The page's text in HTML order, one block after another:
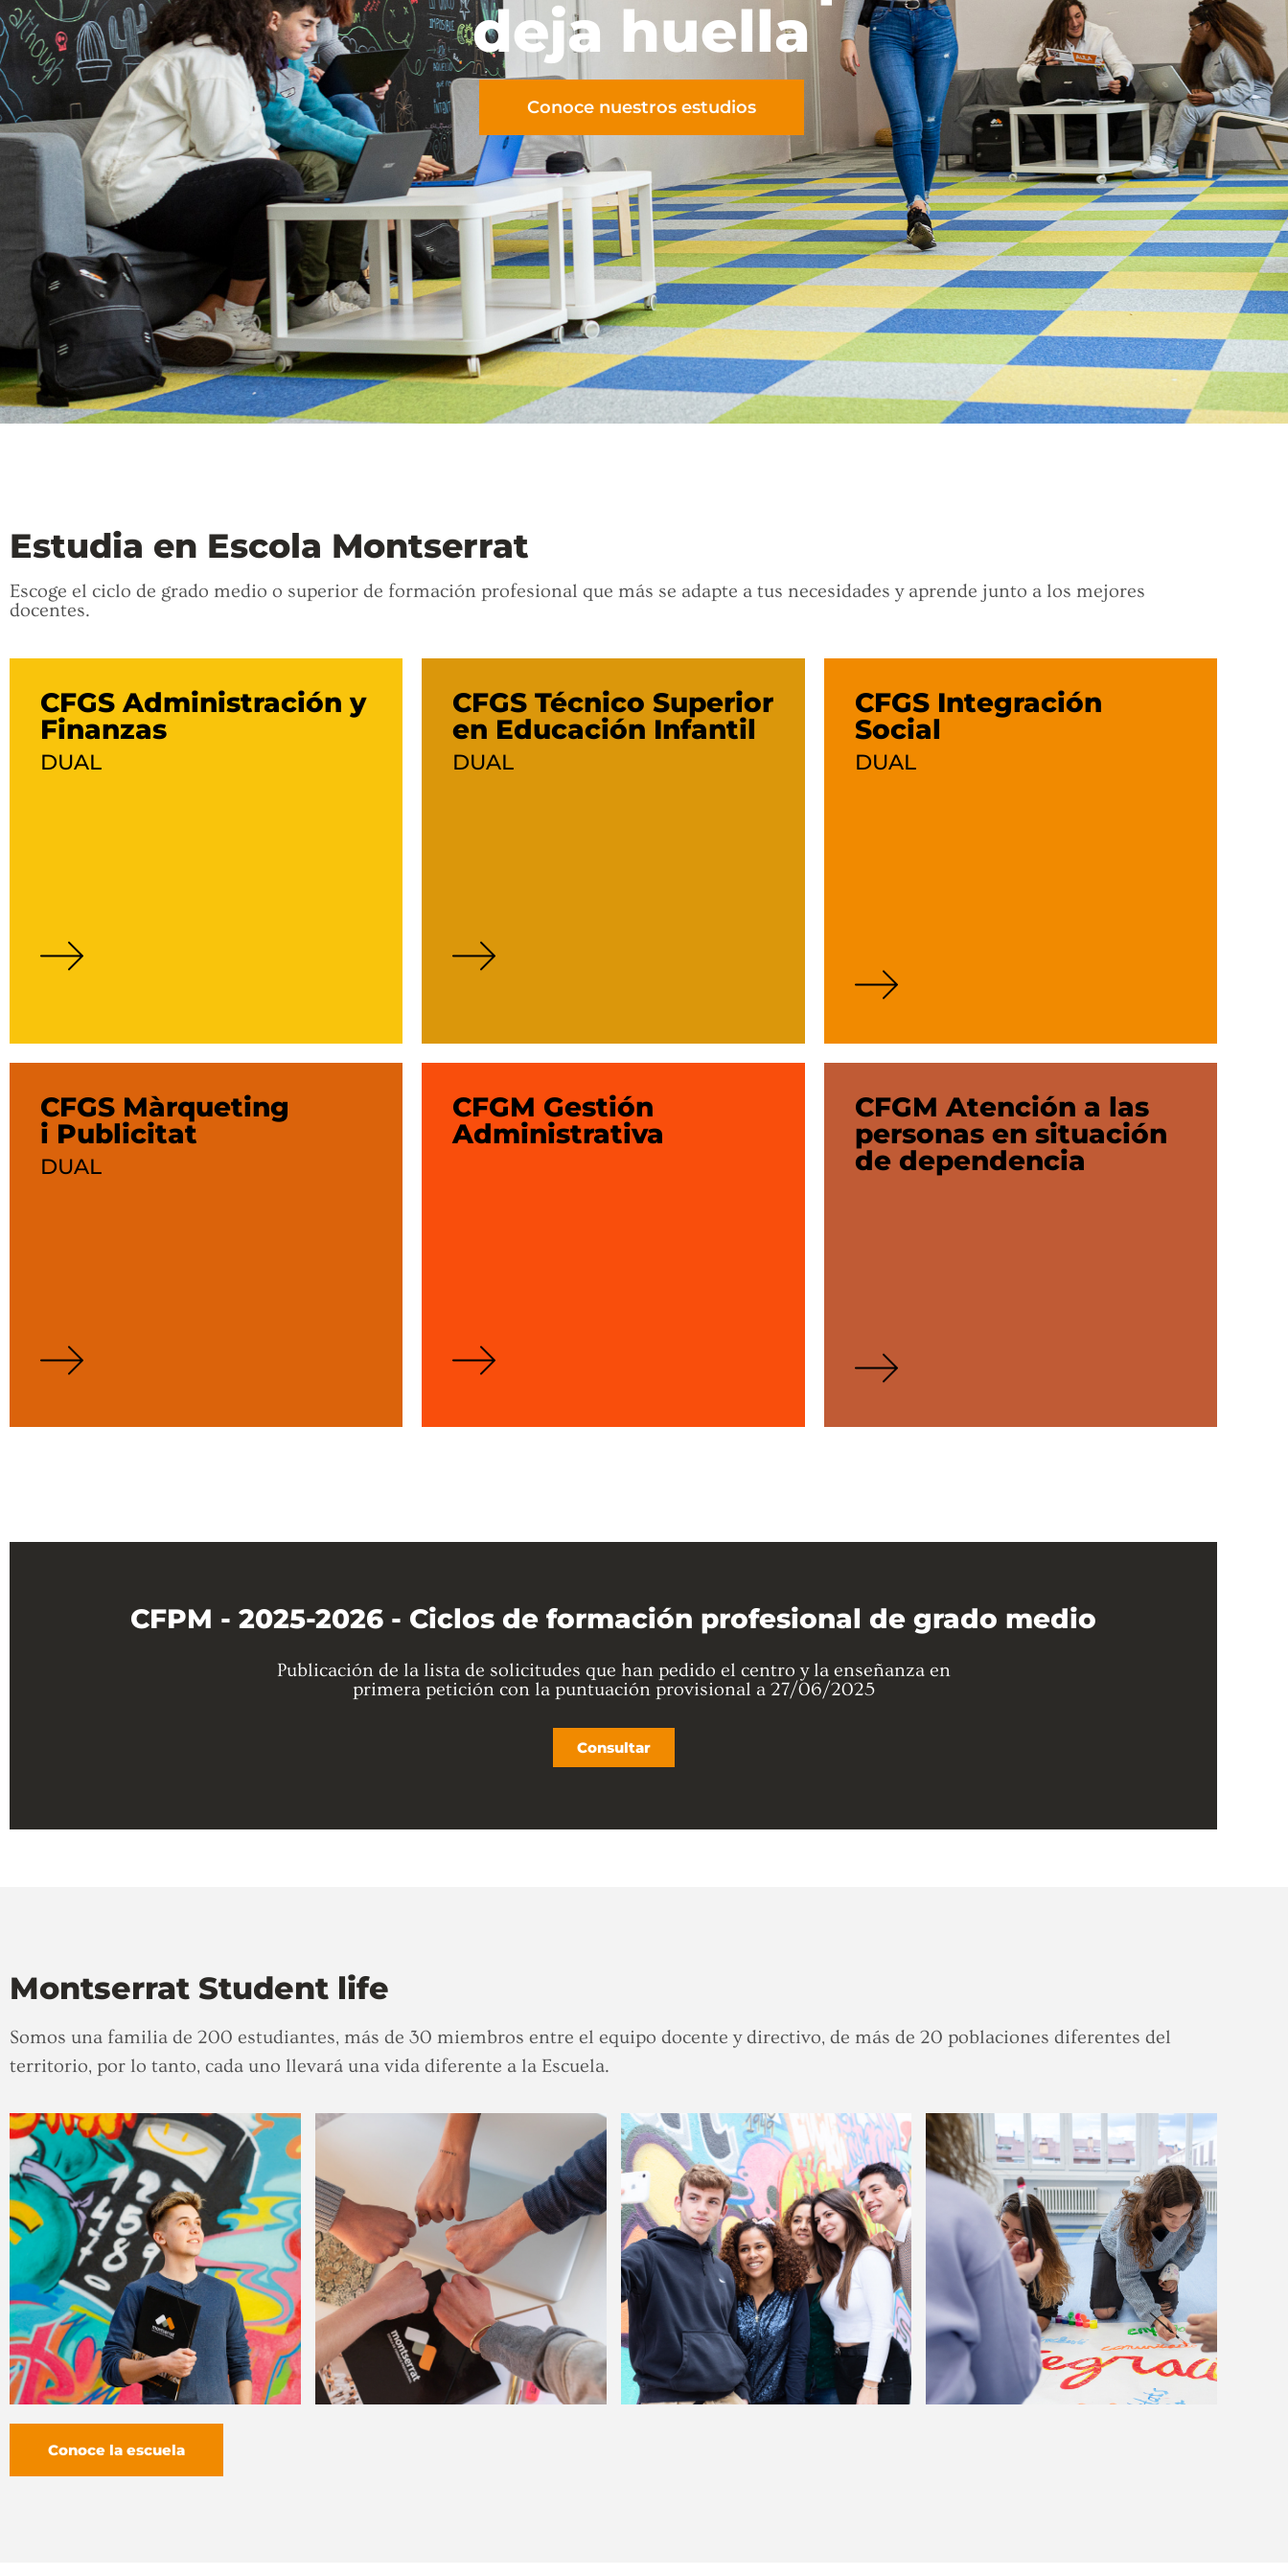
deja huella
Conoce nuestros estudios
Estudia en Escola Montserrat
Escoge el ciclo de grado medio o superior de formación profesional que más se adapte a tus necesidades y aprende junto a los mejores
docentes.
CFGS Administración y
Finanzas
DUAL
CFGS Técnico Superior
en Educación Infantil
DUAL
CFGS Integración
Social
DUAL
CFGS Màrqueting
i Publicitat
DUAL
CFGM Gestión
Administrativa
CFGM Atención a las
personas en situación
de dependencia
CFPM - 2025-2026 - Ciclos de formación profesional de grado medio
Publicación de la lista de solicitudes que han pedido el centro y la enseñanza en
primera petición con la puntuación provisional a 27/06/2025
Consultar
Montserrat Student life
Somos una familia de 200 estudiantes, más de 30 miembros entre el equipo docente y directivo, de más de 20 poblaciones diferentes del
territorio, por lo tanto, cada uno llevará una vida diferente a la Escuela.
Conoce la escuela